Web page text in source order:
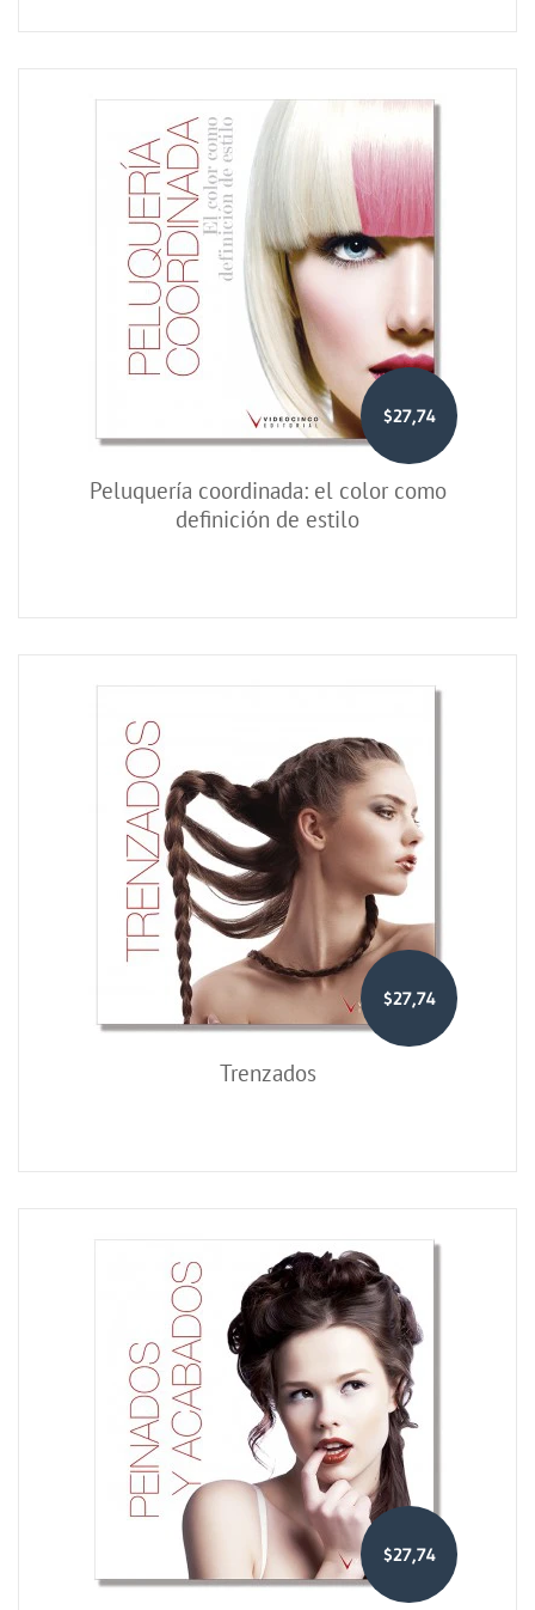
$27,74
Peluquería coordinada: el color como
definición de estilo
$27,74
Trenzados
$27,74